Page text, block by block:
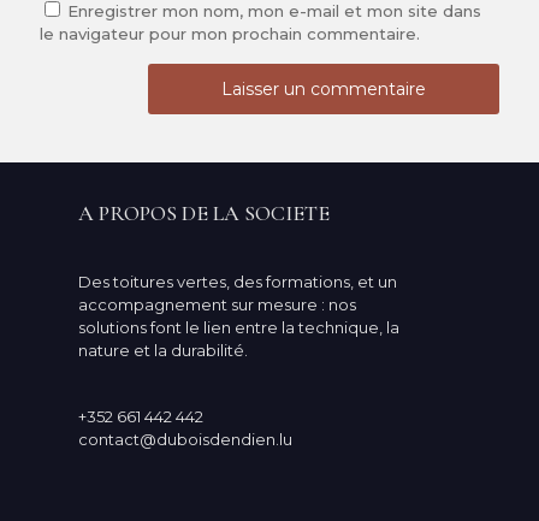
Enregistrer mon nom, mon e-mail et mon site dans
le navigateur pour mon prochain commentaire.
A PROPOS DE LA SOCIETE
Des toitures vertes, des formations, et un
accompagnement sur mesure : nos
solutions font le lien entre la technique, la
nature et la durabilité.
+352 661 442 442
contact@duboisdendien.lu